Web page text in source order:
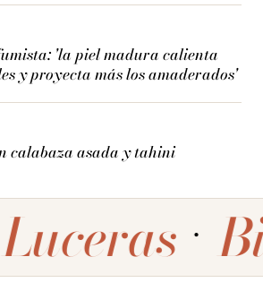
'la piel madura calienta
y proyecta más los amaderados'
calabaza asada y tahini